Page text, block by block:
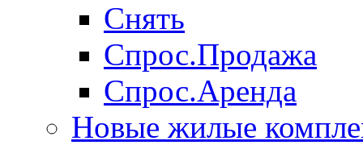
Снять
Спрос.Продажа
Спрос.Аренда
Новые жилые